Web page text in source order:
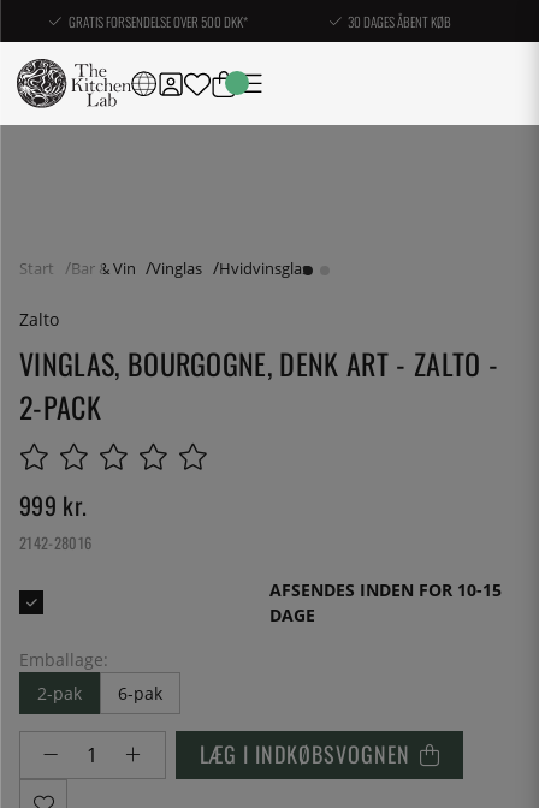
GRATIS FORSENDELSE OVER 500 DKK* 30 DAGES ÅBENT KØB
Start Bar & Vin Vinglas Hvidvinsglas
Zalto
VINGLAS, BOURGOGNE, DENK ART - ZALTO -
2-PACK
999 kr.
2142-28016
AFSENDES INDEN FOR 10-15
DAGE
Emballage:
2-pak
6-pak
LÆG I INDKØBSVOGNEN